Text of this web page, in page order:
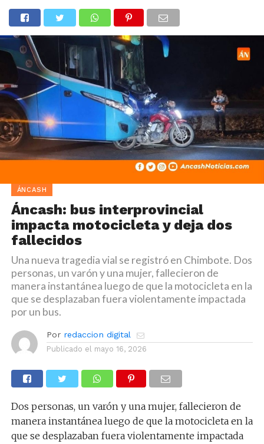
ÁNCASH
Áncash: bus interprovincial
impacta motocicleta y deja dos
fallecidos
Una nueva tragedia vial se registró en Chimbote. Dos
personas, un varón y una mujer, fallecieron de
manera instantánea luego de que la motocicleta en la
que se desplazaban fuera violentamente impactada
por un bus.
Por redaccion digital
Publicado el mayo 16, 2026
Dos personas, un varón y una mujer, fallecieron de
manera instantánea luego de que la motocicleta en la
que se desplazaban fuera violentamente impactada